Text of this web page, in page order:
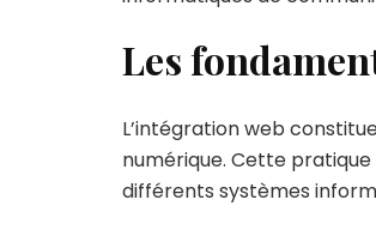
Les
L’intégration web
numérique. Cette
différents systèmes